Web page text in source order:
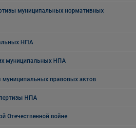
муниципальных нормативных
НПА
муниципальных НПА
муниципальных правовых актов
НПА
Отечественной войне